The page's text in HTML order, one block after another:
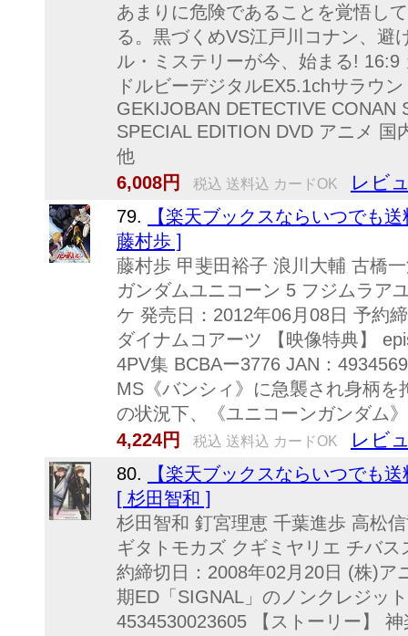
あまりに危険であることを覚悟し
る。黒づくめVS江戸川コナン、避
ル・ミステリーが今、始まる!
ドルビーデジタルEX5.1chサラウ
GEKIJOBAN DETECTIVE CONAN
SPECIAL EDITION DVD アニメ
他
6,008円
税込 送料込 カードOK レビ
79.
【楽天ブックスならいつでも
藤村歩 ]
藤村歩 甲斐田裕子 浪川大輔 古橋
ガンダムユニコーン 5 フジムラア
ケ 発売日：2012年06月08日 予約
ダイナムコアーツ 【映像特典】
4PV集 BCBAー3776 JAN：
MS《バンシィ》に急襲され身柄
の状況下、《ユニコーンガンダム
4,224円
税込 送料込 カードOK レビ
80.
【楽天ブックスならいつでも
[ 杉田智和 ]
杉田智和 釘宮理恵 千葉進歩 高松
ギタトモカズ クギミヤリエ チバ
約締切日：2008年02月20日 (株)ア
期ED「SIGNAL」のノンクレジッ
4534530023605 【ストーリー】